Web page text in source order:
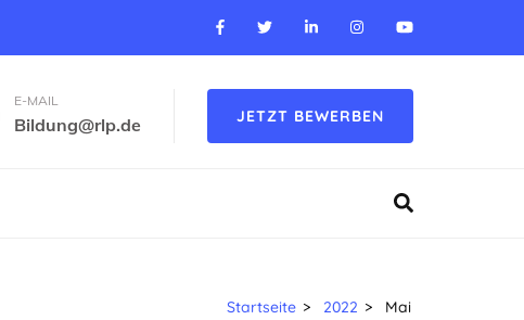
E-MAIL
Bildung@rlp.de JETZT BEWERBEN
Startseite > 2022 > Mai